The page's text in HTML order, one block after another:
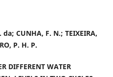
da; CUNHA, F. N.; TEIXEIRA,
P. H. P.
DIFFERENT WATER